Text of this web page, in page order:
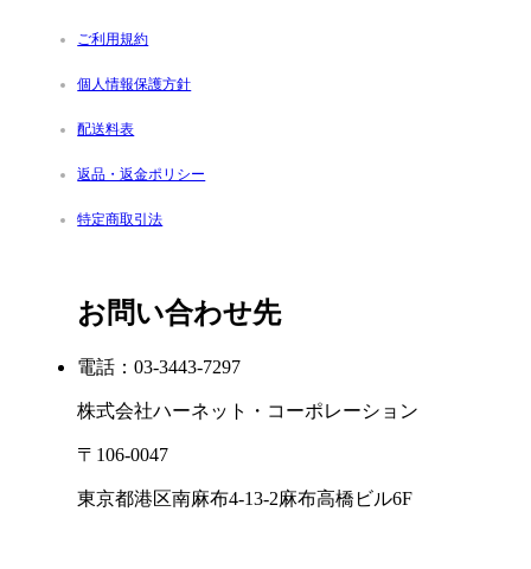
ご利用規約
個人情報保護方針
配送料表
返品・返金ポリシー
特定商取引法
お問い合わせ先
電話：03-3443-7297
株式会社ハーネット・コーポレーション
〒106-0047
東京都港区南麻布4-13-2麻布高橋ビル6F